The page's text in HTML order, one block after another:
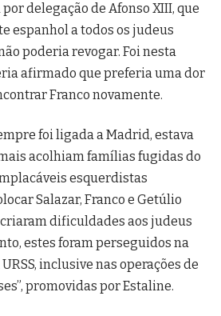
delegação de Afonso XIII, que
espanhol a todos os judeus
poderia revogar. Foi nesta
afirmado que preferia uma dor
Franco novamente.
foi ligada a Madrid, estava
acolhiam famílias fugidas do
esquerdistas
Salazar, Franco e Getúlio
dificuldades aos judeus
estes foram perseguidos na
inclusive nas operações de
promovidas por Estaline.